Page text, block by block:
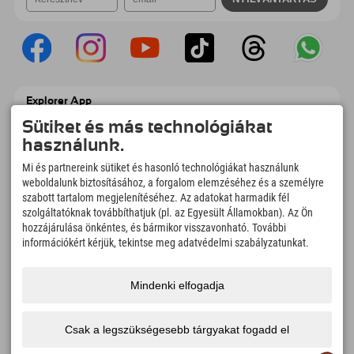
Explorer App
Töltsd fel #ExplorerPillanataidat, az Úticélom
című videódat foglalási áttekintéssel,
bakancslistával, étterem áttekintéssel és
Felfedezős pillanatok ideje
166
Hegyi tavak és
4.634km
Sí- és snowboardpályák
Túrázási és hegymászási
Vendégeink ajánlanak
Sütiket és más technológiákat
használunk.
Mi és partnereink sütiket és hasonló technológiákat használunk
weboldalunk biztosításához, a forgalom elemzéséhez és a személyre
szabott tartalom megjelenítéséhez. Az adatokat harmadik fél
szolgáltatóknak továbbíthatjuk (pl. az Egyesült Államokban). Az Ön
hozzájárulása önkéntes, és bármikor visszavonható. További
információkért kérjük, tekintse meg adatvédelmi szabályzatunkat.
Mindenki elfogadja
Csak a legszükségesebb tárgyakat fogadd el